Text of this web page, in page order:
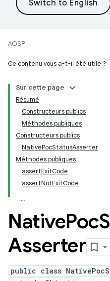
AOSP
Ce contenu vous a-t-il été utile ?
Sur cette page
Résumé
Constructeurs publics
Méthodes publiques
Constructeurs publics
NativePocStatusAsserter
Méthodes publiques
assertExitCode
assertNotExitCode
NativePoc
Asserter
public class